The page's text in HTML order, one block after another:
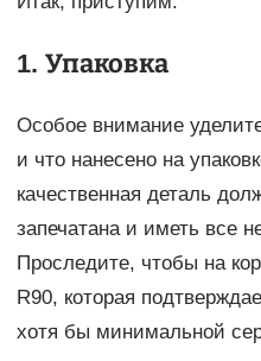
1. Упаковка
Особое внимание
и что нанесено на
качественная деталь
запечатана и иметь все
Проследите, чтобы на
R90, которая
хотя бы минимальной